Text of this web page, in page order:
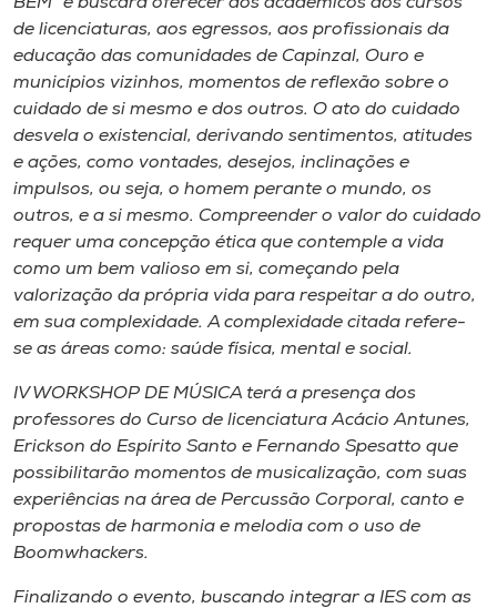
Editora
Rádio
Museu
Unoesc
Store
Selecione
o idioma
A+
de licenciaturas, aos egressos, aos profissionais da
educação das comunidades de Capinzal, Ouro e
municípios vizinhos, momentos de reflexão sobre o
cuidado de si mesmo e dos outros. O ato do cuidado
desvela o existencial, derivando sentimentos, atitudes
e ações, como vontades, desejos, inclinações e
impulsos, ou seja, o homem perante o mundo, os
outros, e a si mesmo. Compreender o valor do cuidado
requer uma concepção ética que contemple a vida
como um bem valioso em si, começando pela
valorização da própria vida para respeitar a do outro,
em sua complexidade. A complexidade citada refere-
se as áreas como: saúde física, mental e social.
IV WORKSHOP DE MÚSICA terá a presença dos
professores do Curso de licenciatura Acácio Antunes,
Erickson do Espírito Santo e Fernando Spesatto que
possibilitarão momentos de musicalização, com suas
experiências na área de Percussão Corporal, canto e
propostas de harmonia e melodia com o uso de
Boomwhackers.
Finalizando o evento, buscando integrar a IES com as